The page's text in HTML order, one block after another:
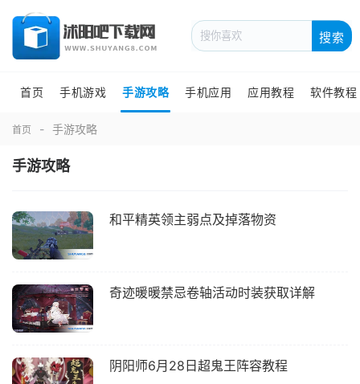
搜索
首页 手机游戏 手游攻略 手机应用 应用教程 软件教程
首页 手游攻略
手游攻略
和平精英领主弱点及掉落物资
奇迹暖暖禁忌卷轴活动时装获取详解
阴阳师6月28日超鬼王阵容教程